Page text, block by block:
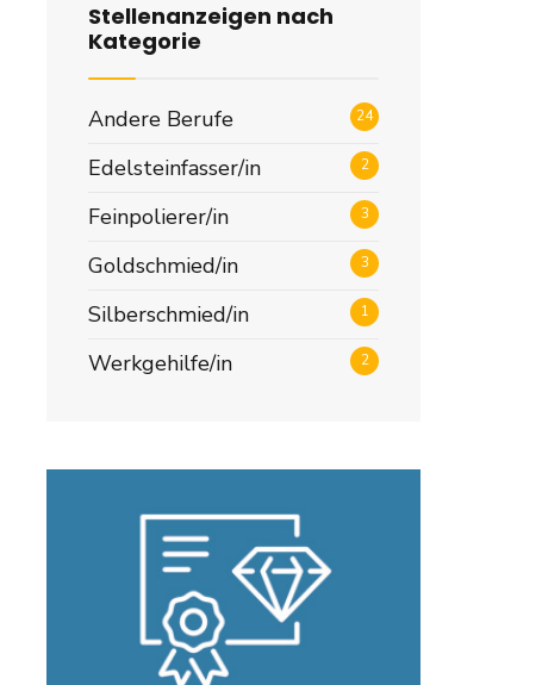
Stellenanzeigen nach
Kategorie
Andere Berufe 24
Edelsteinfasser/in 2
Feinpolierer/in 3
Goldschmied/in 3
Silberschmied/in 1
Werkgehilfe/in 2